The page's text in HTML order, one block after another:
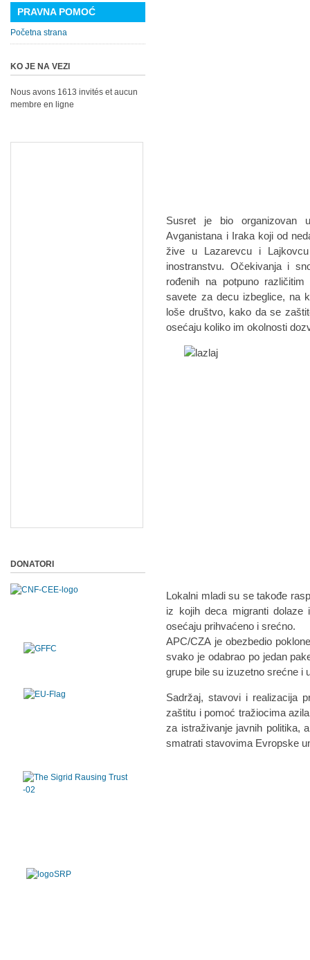
Susret je bio organizovan
Avganistana i Iraka koji od
žive u Lazarevcu i
inostranstvu. Očekivanja i
rođenih na potpuno
savete za decu izbeglice, na
loše društvo, kako da se
osećaju koliko im okolnosti
Lokalni mladi su se takođe
iz kojih deca migranti
osećaju prihvaćeno i srećno.
APC/CZA je obezbedio
svako je odabrao po jedan
grupe bile su izuzetno srećne i
Sadržaj, stavovi i realizacija
zaštitu i pomoć tražiocima
za istraživanje javnih politika,
smatrati stavovima Evropske
PRAVNA POMOĆ
Početna strana
KO JE NA VEZI
Nous avons 1613 invités et aucun
membre en ligne
DONATORI